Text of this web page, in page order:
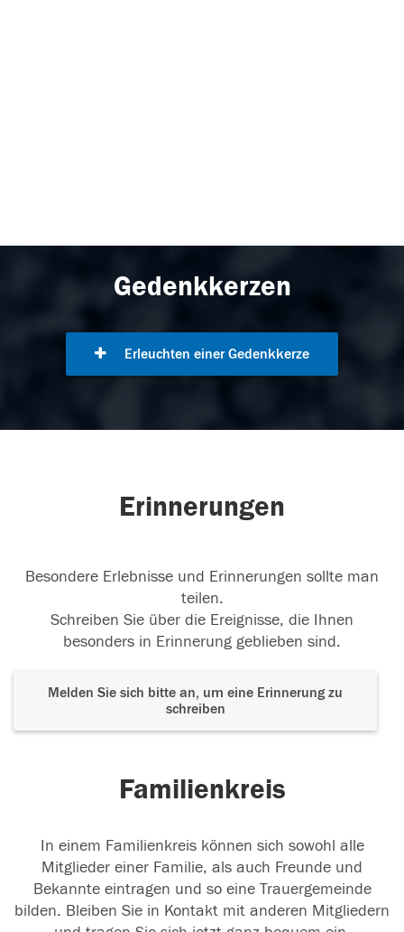
Gedenkkerzen
Erleuchten einer Gedenkkerze
Erinnerungen
Besondere Erlebnisse und Erinnerungen sollte man
teilen.
Schreiben Sie über die Ereignisse, die Ihnen
besonders in Erinnerung geblieben sind.
Melden Sie sich bitte an, um eine Erinnerung zu
schreiben
Familienkreis
In einem Familienkreis können sich sowohl alle
Mitglieder einer Familie, als auch Freunde und
Bekannte eintragen und so eine Trauergemeinde
bilden. Bleiben Sie in Kontakt mit anderen Mitgliedern